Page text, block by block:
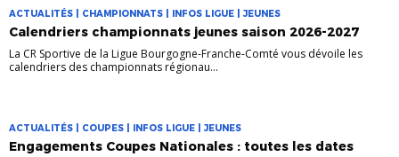
ACTUALITÉS | CHAMPIONNATS | INFOS LIGUE | JEUNES
Calendriers championnats jeunes saison 2026-2027
La CR Sportive de la Ligue Bourgogne-Franche-Comté vous dévoile les
calendriers des championnats régionau...
ACTUALITÉS | COUPES | INFOS LIGUE | JEUNES
Engagements Coupes Nationales : toutes les dates